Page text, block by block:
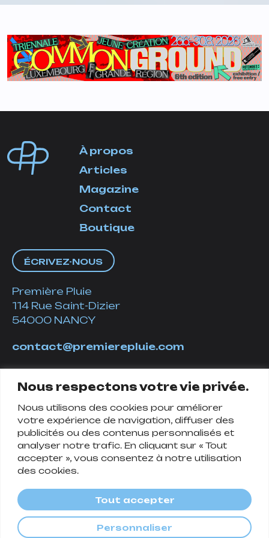
Nous respectons votre vie privée.
Nous utilisons des cookies pour améliorer
votre expérience de navigation, diffuser des
publicités ou des contenus personnalisés et
analyser notre trafic. En cliquant sur « Tout
accepter », vous consentez à notre utilisation
des cookies.
Personnaliser
Tout accepter
À propos
Articles
Magazine
Contact
Boutique
ÉCRIVEZ-NOUS
Première Pluie
114 Rue Saint-Dizier
54000 NANCY
contact@premierepluie.com
Suivez-nous